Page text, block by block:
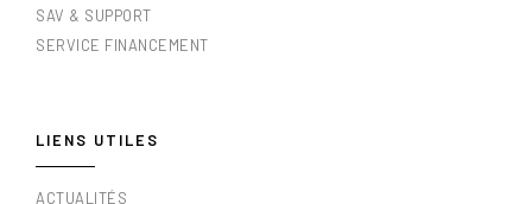
SAV & SUPPORT
SERVICE FINANCEMENT
LIENS UTILES
ACTUALITÉS